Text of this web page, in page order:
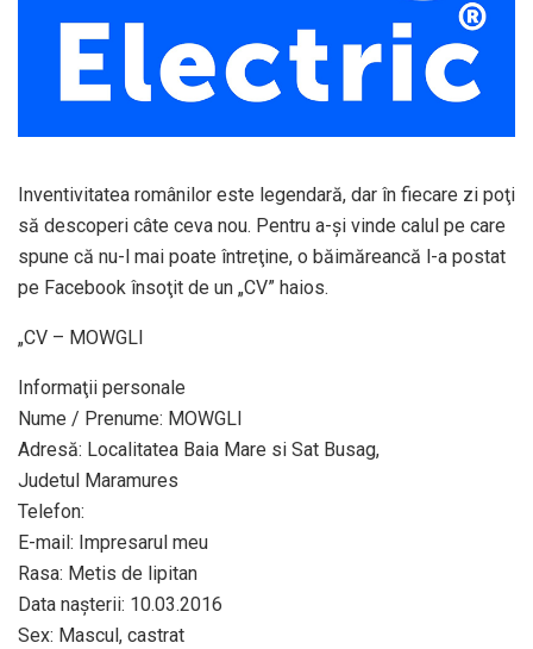
Inventivitatea românilor este legendară, dar în fiecare zi poţi
să descoperi câte ceva nou. Pentru a-şi vinde calul pe care
spune că nu-l mai poate întreţine, o băimăreancă l-a postat
pe Facebook însoţit de un „CV” haios.
„CV – MOWGLI
Informaţii personale
Nume / Prenume: MOWGLI
Adresă: Localitatea Baia Mare si Sat Busag,
Judetul Maramures
Telefon:
E-mail: Impresarul meu
Rasa: Metis de lipitan
Data naşterii: 10.03.2016
Sex: Mascul, castrat